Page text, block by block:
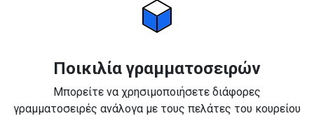
Ποικιλία γραμματοσειρών
Μπορείτε να χρησιμοποιήσετε διάφορες
γραμματοσειρές ανάλογα με τους πελάτες του κουρείου